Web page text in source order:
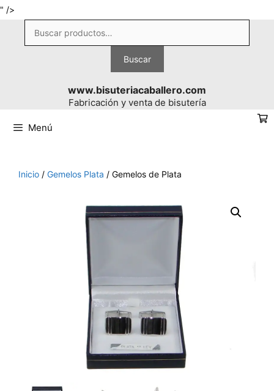
" />
contenido
Buscar
por:
Buscar
www.bisuteriacaballero.com
Fabricación y venta de bisutería
Menú
Inicio / Gemelos Plata / Gemelos de Plata